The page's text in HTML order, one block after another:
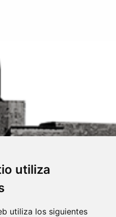
utiliza
utiliza los siguientes